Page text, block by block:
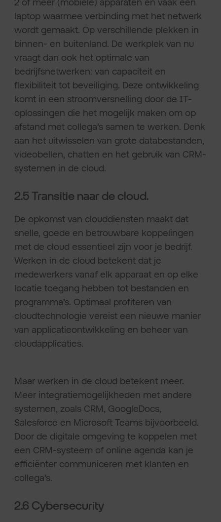
laptop waarmee verbinding met het netwerk
wordt gemaakt. Op verschillende plekken in
binnen- en buitenland. De werkplek van nu
vraagt dan ook het optimale van
bedrijfsnetwerken: van capaciteit en
flexibiliteit tot beveiliging. Deze ontwikkeling
komt in een stroomversnelling door de IT-
oplossingen die het mogelijk maken om op
afstand met collega’s samen te werken. Denk
aan het uitwisselen van grote databestanden,
videobellen, chatten en het gebruik van CRM-
systemen in de cloud.
2.5 Transitie naar de cloud.
De opkomst van clouddiensten maakt dat
snelle, goede en betrouwbare koppelingen
met de cloud essentieel zijn voor je bedrijf.
Werken in de cloud betekent dat je
medewerkers vanaf elk apparaat en op elke
locatie toegang hebben tot bestanden en
programma’s. Optimaal profiteren van
cloudtechnologie vereist een nieuwe manier
van applicatieontwikkeling en beheer van
cloudapplicaties.
Maar werken in de cloud betekent meer.
Meer integratiemogelijkheden met andere
systemen, zoals CRM, GoogleDocs,
Salesforce en Microsoft Teams bijvoorbeeld.
Door de digitale omgeving te koppelen met
een CRM-systeem of online agenda kan je
efficiënter communiceren met klanten en
collega’s.
2.6 Cybersecurity